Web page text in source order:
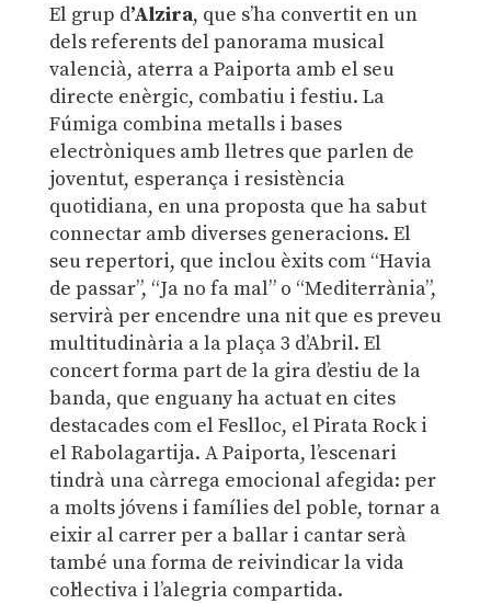
El grup d’Alzira, que s’ha convertit en un
dels referents del panorama musical
valencià, aterra a Paiporta amb el seu
directe enèrgic, combatiu i festiu. La
Fúmiga combina metalls i bases
electròniques amb lletres que parlen de
joventut, esperança i resistència
quotidiana, en una proposta que ha sabut
connectar amb diverses generacions. El
seu repertori, que inclou èxits com “Havia
de passar”, “Ja no fa mal” o “Mediterrània”,
servirà per encendre una nit que es preveu
multitudinària a la plaça 3 d’Abril. El
concert forma part de la gira d’estiu de la
banda, que enguany ha actuat en cites
destacades com el Feslloc, el Pirata Rock i
el Rabolagartija. A Paiporta, l’escenari
tindrà una càrrega emocional afegida: per
a molts jóvens i famílies del poble, tornar a
eixir al carrer per a ballar i cantar serà
també una forma de reivindicar la vida
col·lectiva i l’alegria compartida.